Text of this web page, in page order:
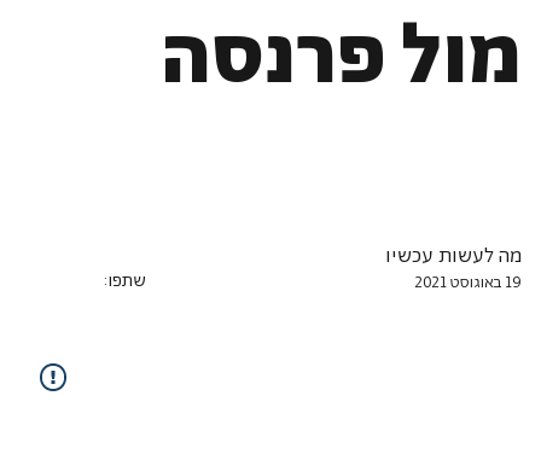
מול פרנסה
שתפו:
מה לעשות עכשיו
19 באוגוסט 2021